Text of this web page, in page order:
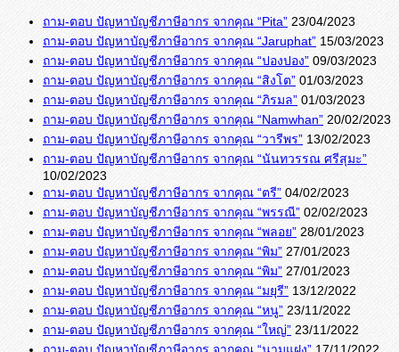
ถาม-ตอบ ปัญหาบัญชีภาษีอากร จากคุณ “Pita” 23/04/2023
ถาม-ตอบ ปัญหาบัญชีภาษีอากร จากคุณ “Jaruphat” 15/03/2023
ถาม-ตอบ ปัญหาบัญชีภาษีอากร จากคุณ “ปองปอง” 09/03/2023
ถาม-ตอบ ปัญหาบัญชีภาษีอากร จากคุณ “สิงโต” 01/03/2023
ถาม-ตอบ ปัญหาบัญชีภาษีอากร จากคุณ “ภิรมล” 01/03/2023
ถาม-ตอบ ปัญหาบัญชีภาษีอากร จากคุณ “Namwhan” 20/02/2023
ถาม-ตอบ ปัญหาบัญชีภาษีอากร จากคุณ “วารีพร” 13/02/2023
ถาม-ตอบ ปัญหาบัญชีภาษีอากร จากคุณ “นันทวรรณ ศรีสุมะ”
10/02/2023
ถาม-ตอบ ปัญหาบัญชีภาษีอากร จากคุณ “ตรี” 04/02/2023
ถาม-ตอบ ปัญหาบัญชีภาษีอากร จากคุณ “พรรณี” 02/02/2023
ถาม-ตอบ ปัญหาบัญชีภาษีอากร จากคุณ “พลอย” 28/01/2023
ถาม-ตอบ ปัญหาบัญชีภาษีอากร จากคุณ “พิม” 27/01/2023
ถาม-ตอบ ปัญหาบัญชีภาษีอากร จากคุณ “พิม” 27/01/2023
ถาม-ตอบ ปัญหาบัญชีภาษีอากร จากคุณ “มยุรี” 13/12/2022
ถาม-ตอบ ปัญหาบัญชีภาษีอากร จากคุณ “หนู” 23/11/2022
ถาม-ตอบ ปัญหาบัญชีภาษีอากร จากคุณ “ใหญ่” 23/11/2022